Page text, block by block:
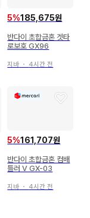
5%185,675원
반다이 초합금혼 겟타
로보호 GX96
지바 ・ 4시간 전
5%161,707원
반다이 초합금혼 컴배
틀러 V GX-03
지바 ・ 4시간 전